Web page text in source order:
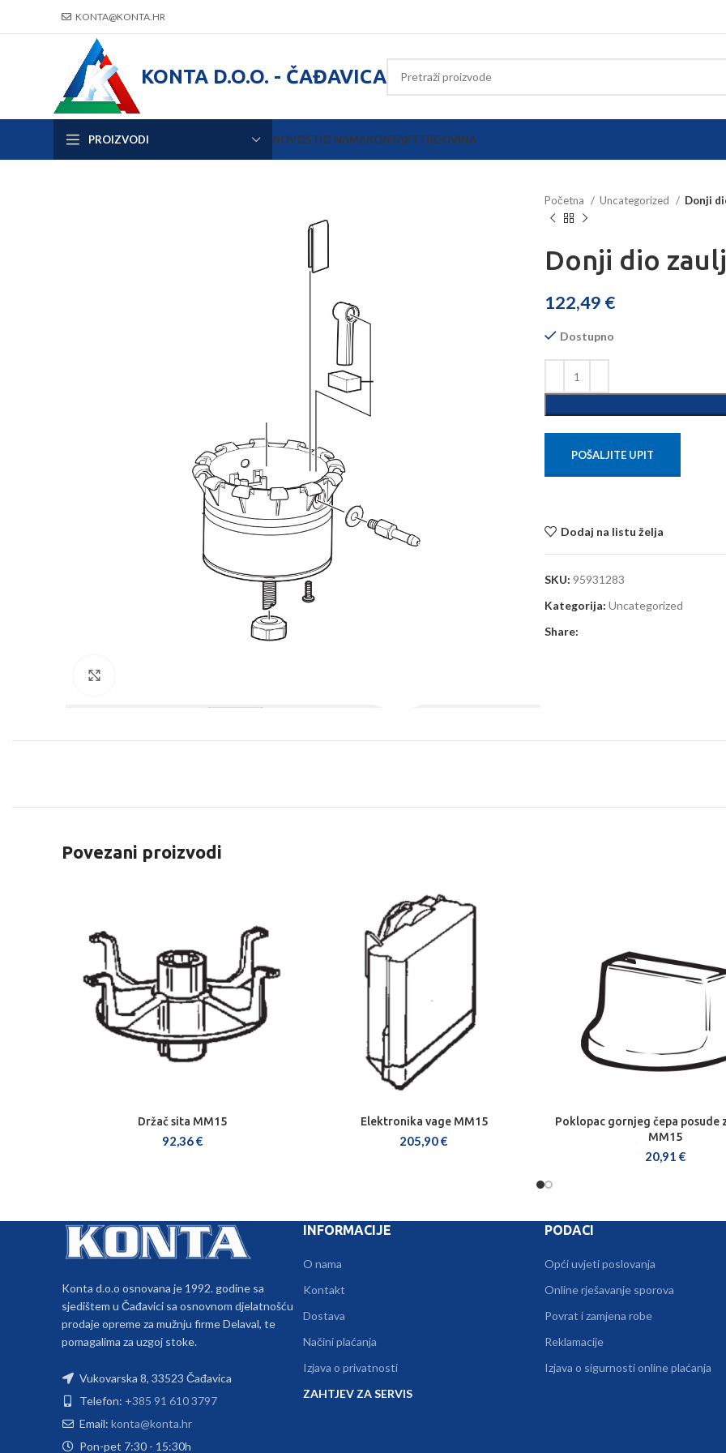
KONTA@KONTA.HR
KONTA D.O.O. - ČAĐAVICA
PROIZVODI NOVOSTIO NAMAKONTAKTTRGOVINA
Početna Uncategorized Donji
Donji dio
122,49 €
Dostupno
POŠALJITE UPIT
Dodaj na listu želja
SKU: 95931283
Kategorija: Uncategorized
Share:
Povezani proizvodi
DODAJ U KOŠARICU
Držač sita MM15
92,36€
DODAJ U KOŠARICU
Elektronika vage MM15
205,90€
DODAJ U KOŠARICU
Poklopac gornjeg čepa posude
MM15
20,91 €
Konta d.o.o osnovana je 1992. godine sa
sjedištem u Čađavici sa osnovnom djelatnošću
prodaje opreme za mužnju firme Delaval, te
pomagalima za uzgoj stoke.
Vukovarska 8, 33523 Čađavica
Telefon: +385 91 610 3797
Email: konta@konta.hr
Pon-pet 7:30 - 15:30h
INFORMACIJE
O nama
Kontakt
Dostava
Načini plaćanja
Izjava o privatnosti
ZAHTJEV ZA SERVIS
PODACI
Opći uvjeti poslovanja
Online rješavanje sporova
Povrat i zamjena robe
Reklamacije
Izjava o sigurnosti online plaćanja